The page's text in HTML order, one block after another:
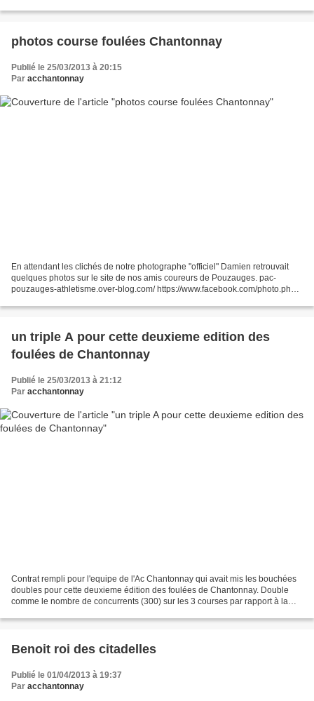
photos course foulées Chantonnay
Publié le 25/03/2013 à 20:15
Par acchantonnay
En attendant les clichés de notre photographe "officiel" Damien retrouvait
quelques photos sur le site de nos amis coureurs de Pouzauges. pac-
pouzauges-athletisme.over-blog.com/ https://www.facebook.com/photo.php?
4562087&type=1&theater...
un triple A pour cette deuxieme edition des
foulées de Chantonnay
Publié le 25/03/2013 à 21:12
Par acchantonnay
Contrat rempli pour l'equipe de l'Ac Chantonnay qui avait mis les bouchées
doubles pour cette deuxieme édition des foulées de Chantonnay. Double
comme le nombre de concurrents (300) sur les 3 courses par rapport à la
Benoit roi des citadelles
Publié le 01/04/2013 à 19:37
Par acchantonnay